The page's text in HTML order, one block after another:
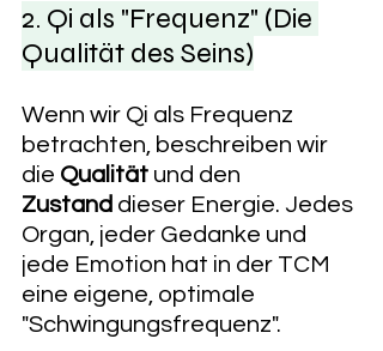
2. Qi als "Frequenz" (Die
Qualität des Seins)
Wenn wir Qi als Frequenz
betrachten, beschreiben wir
die Qualität und den
Zustand dieser Energie. Jedes
Organ, jeder Gedanke und
jede Emotion hat in der TCM
eine eigene, optimale
"Schwingungsfrequenz".